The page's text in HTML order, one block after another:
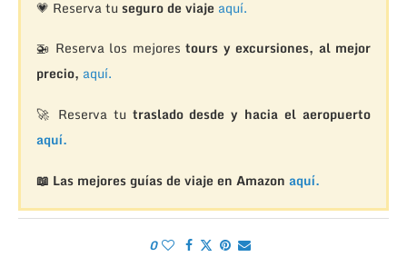
💗 Reserva tu seguro de viaje aquí.
🚁 Reserva los mejorestours y excursiones, al mejor
precio, aquí.
🚀 Reserva tu traslado desde y hacia el aeropuerto
aquí.
📖 Las mejores guías de viaje en Amazon aquí.
0